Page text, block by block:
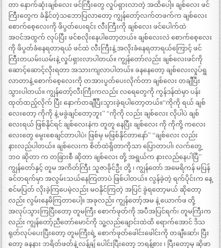
တာ နောက်ဆုံးချစ်လေး ဖင်ကြီးတွေ လှုပ်ရှားလာတဲ့ အထိပေါ့။ ချစ်လေး ဖင်
ကြီးတွေက ခံနိုင်တဲ့သဘောပြလာတော့ ကျွန်တော့်လက်တဖက်က ချစ်လေး
စောက်စေ့လေးကို ဖိပွတ်ပေးရင်း လီးကြီးကို ချစ်လေး ဖင်ပေါက်ထဲ
အဝင်အထွက် လုပ်ပြီး ဖင်စလိုးနေပါတော့တယ်။ ချစ်လေးလဲ စောက်စေ့လေး
ကို ဖိပွတ်ခံနေရတာရယ် ဖင်ထဲ လီးကြီးနဲ့ အလိုးခံနေရတာရယ်ကြောင့် ဖင်
ကြီးတယမ်းယမ်းနဲ့ လှုပ်ရှားလာပါတယ်။ ကျွန်တော်လည်း ချစ်လေးဖင်ကို
ဆောင့်ဆောင့်လိုးရတာ အသားကျလာပါတယ်။ ခနနေတော့ ချစ်လေးလှုပ်ရွ
လာတာနဲ့ စောက်စေ့လေးကို တအားပွတ်ပေးလိုက်တာ ချစ်လေး တချီပြီး
သွားပါတယ်။ ကျွန်တော့်လီးကြီးကလည်း လရေတွေကို ကွန်ဒန်ထဲမှာ ပန်း
ထုတ်ထည့်လိုက် ပြီး နောက်တချီပြီးသွားခဲ့ရပါတော့တယ်။“ကိုကို ရယ် ချစ်
လေးတော့ ကိုကို နဲ့ မခွဲချင်တော့ဘူး” “ကိုကို လည်း ချစ်လေး လိုပါပဲ ချစ်
လေးရယ် ဖြစ်နိုင်ရင် ချစ်လေးနဲက တူတူ နေပြီး ချစ်လေး ကို ကိုကို့ ကလေး
လေးတွေ မွေးစေချင်တာပါပဲ၊ ဖြစ်မှ မဖြစ်နိုင်တာနော်” “ချစ်လေး လည်း
နားလည်ပါတယ်။ ချစ်လေးက စိတ်ထဲရှိတာကိုသာ ပြောတာပါ၊ လက်တွေ့
ဘဝ ဆိုတာ က တခြားစီ ဆိုတာ ချစ်လေး တို့ အရွယ်က နားလည်နေပါပြီ”
ကျွန်တော်နှင့် တူမ အကိတ်ကြီး သူဇာခိုင်ဦး တို့ ၊ ကျွန်တော် အမေရိကန် မပြန်
ခင်တရက်မှာ အလွမ်းသယ်နေကြတာပဲ ဖြစ်ပါတယ်။ လွန်ခဲ့တဲ့ ရက်ပိုင်းက နေ့
စင်မပြတ် လိုးခဲ့ကြပေမဲ့လည်း မဝနိုင်ကြတဲ့ အပြင် ခွဲရတော့မယ် ဆိုတော့
လည်း လွမ်းနေမိကြတာပေါ့။ အခုလည်း ကျွန်တော့်အမ နဲ့ ယောက်ဖ တို့
အလုပ်သွားကြပြီးတော့ တူမကြီး စောက်ဖုတ်ကို အပီအပြင်ရက်၊ တူမကြီးက
လည်း ကျွန်တော့်ညီတော်မောင်ကို သူ့လည်ချောင်းထဲထိ ရောက်အောင် ဒိသ
ရုတ်လုပ်ပေးပြီးတော့ တူမကြီးရဲ့ စောက်ဖုတ်ဖေါင်းဖေါင်းကို တချီဆော်၊ ပြီး
တော့ ခနနား ဘရိတ်ဖတ်နဲ့ လန့်ချ် ပေါင်းပြီးတော့ ဘရန့်စား ၊ ပြီးတော့မှ ဆိုဖာ